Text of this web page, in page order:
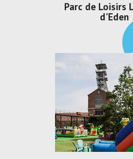
Exposition
Au pays du